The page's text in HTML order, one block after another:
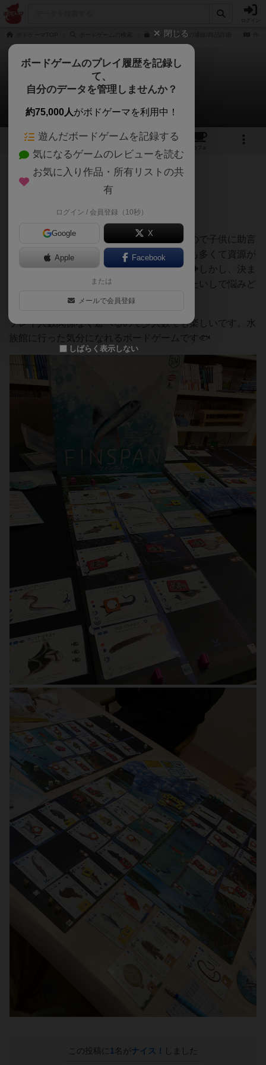
フィンスパンの通販/商品詳細
フィンスパン
しんたろさんのレビュー
3 16
カフェ
174名 1名 0 約2ヶ月前
お寿司が食べたくなります🍣笑
ウィングスパンと違って、手札オープンなので子供に助言
しやすくプレイ時に効果発動と言うカードも多くて資源が
枯渇しにくいので、子供と遊びやすいです🐡しかし、決ま
った出番数であれもやりたいしこれもやりたいしで悩みど
ころは沢山あります👍
プレイ人数関係なく遊べるので少人数でも楽しいです。水
族館に行った気分になれるボードゲームです🐟
この投稿に 1名がナイス！ しました
閉じる
ボードゲームのプレイ履歴を記録し
て、
自分のデータを管理しませんか？
約75,000人がボドゲーマを利用中！
遊んだボードゲームを記録する
気になるゲームのレビューを読む
お気に入り作品・所有リストの共
有
ログイン / 会員登録（10秒）
Google X
Apple Facebook
または
メールで会員登録
しばらく表示しない